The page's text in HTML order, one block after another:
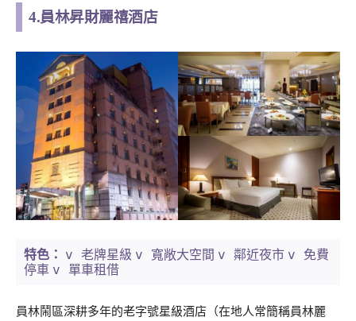
4.員林昇財麗禧酒店
特色： v 老牌星級 v 寬敞大空間 v 鄰近夜市 v 免費
停車 v 單車租借
員林鬧區深耕多年的老字號星級酒店（在地人常簡稱員林麗